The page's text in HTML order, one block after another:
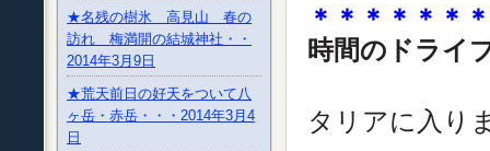
★名残の樹氷 高見山 春の
訪れ 梅満開の結城神社・・
2014年3月9日
★荒天前日の好天をついて八
ヶ岳・赤岳・・・2014年3月4
日
＊＊＊＊＊＊＊
時間のドラ
タリアに入り